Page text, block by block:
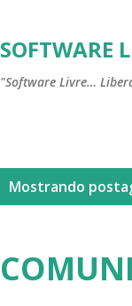
SOFTWARE
"Software Livre…
Mostrando